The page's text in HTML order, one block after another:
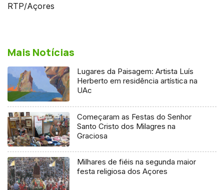
RTP/Açores
Mais Notícias
Lugares da Paisagem: Artista Luís
Herberto em residência artística na
UAc
Começaram as Festas do Senhor
Santo Cristo dos Milagres na
Graciosa
Milhares de fiéis na segunda maior
festa religiosa dos Açores